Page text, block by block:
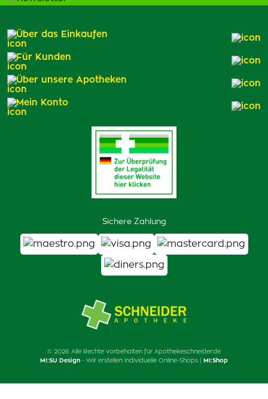
Sichere Zahlung
Über das Einkaufen
Für Kunden
Über unsere Apotheken
Mein Konto
© 2026 Alle Rechte vorbehalten für Apothekeschneider.de
MI:SU Design - Wir erstellen individuelle Online-Shops | MI:Shop